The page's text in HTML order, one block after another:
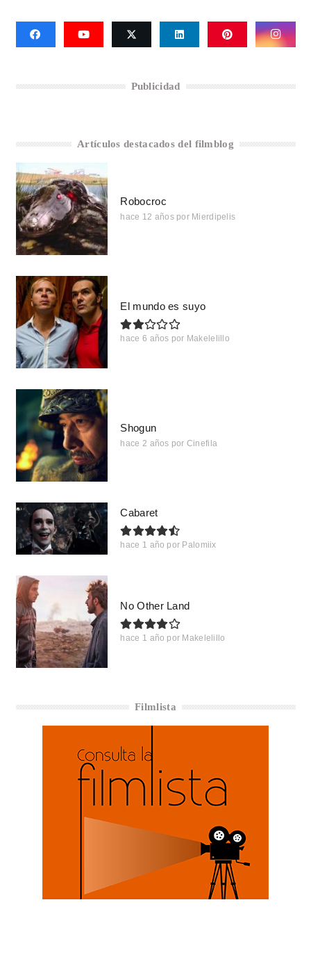
Publicidad
Artículos destacados del filmblog
Robocroc
hace 12 años por Mierdipelis
El mundo es suyo
hace 6 años por Makelelillo
Shogun
hace 2 años por Cinefila
Cabaret
hace 1 año por Palomiix
No Other Land
hace 1 año por Makelelillo
Filmlista